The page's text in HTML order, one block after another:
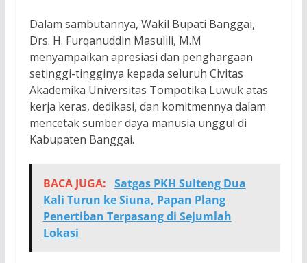
Dalam sambutannya, Wakil Bupati Banggai,
Drs. H. Furqanuddin Masulili, M.M
menyampaikan apresiasi dan penghargaan
setinggi-tingginya kepada seluruh Civitas
Akademika Universitas Tompotika Luwuk atas
kerja keras, dedikasi, dan komitmennya dalam
mencetak sumber daya manusia unggul di
Kabupaten Banggai.
BACA JUGA: Satgas PKH Sulteng Dua
Kali Turun ke Siuna, Papan Plang
Penertiban Terpasang di Sejumlah
Lokasi